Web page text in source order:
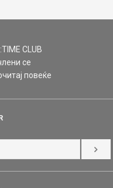
CLUB
се
повеќе